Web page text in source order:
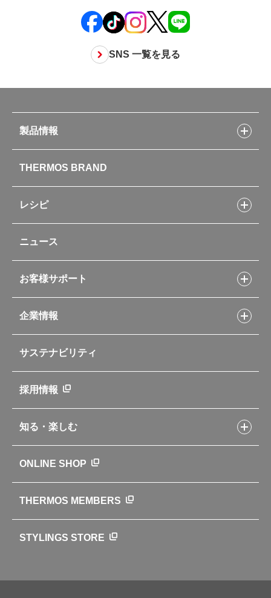
SNS 一覧を見る
製品情報
水筒
お弁当
キッチン用品
ポット・アイスペール
コーヒーメーカー
ソフトクーラー・バッグ
山専用ボトル
自転車専用ボトル
アパレル小物
業務用製品
新製品一覧
カタログ
THERMOS BRAND
レシピ
フライパンレシピ
シャトルシェフレシピ
スープジャーレシピ
イージースモーカーレシピ
レシピ本のご紹介
ニュース
お客様サポート
交換用部品の購入方法
部品の種類や販売状況を調べる
よくあるご質問・お問い合わせ
企業情報
企業理念
会社概要
ニュース
世界のサーモス
サーモスの歴史
サステナビリティ
採用情報
知る・楽しむ
クラブサーモス
WEBマガジン
お弁当にエールを込めて
ONLINE SHOP
THERMOS MEMBERS
STYLINGS STORE